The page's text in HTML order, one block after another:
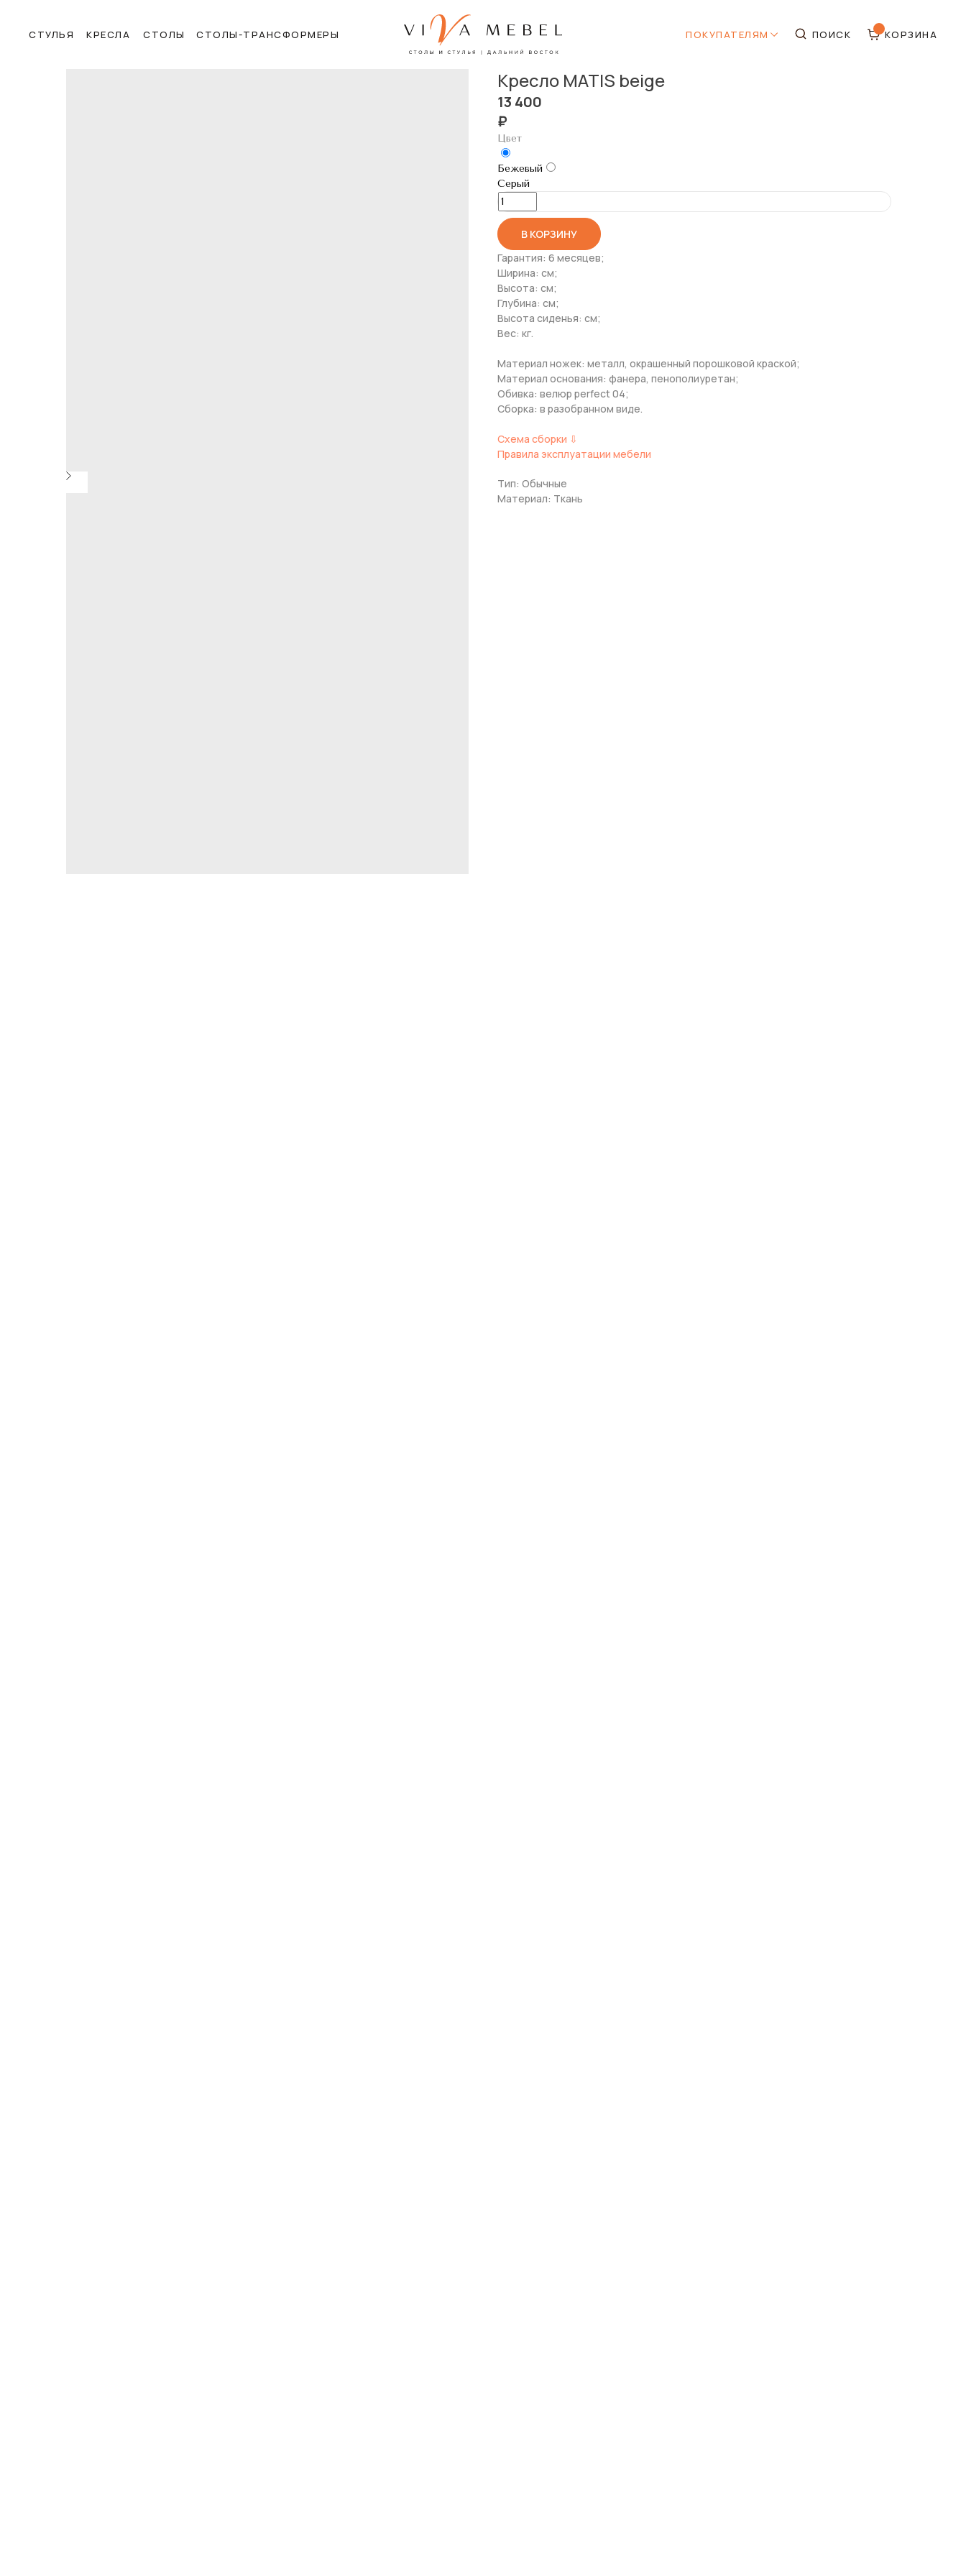
СТУЛЬЯ СТОЛЫ
КРЕСЛА СТОЛЫ-ТРАНСФОРМЕРЫ КОРЗИНА
ПОКУПАТЕЛЯМ ПОИСК
Кресло MATIS beige
13 400
₽
Цвет
Бежевый
Серый
В КОРЗИНУ
Гарантия: 6 месяцев;
Ширина: см;
Высота: см;
Глубина: см;
Высота сиденья: см;
Вес: кг.
Материал ножек: металл, окрашенный порошковой краской;
Материал основания: фанера, пенополиуретан;
Обивка: велюр perfect 04;
Сборка: в разобранном виде.
Схема сборки ⇩
Правила эксплуатации мебели
Тип: Обычные
Материал: Ткань